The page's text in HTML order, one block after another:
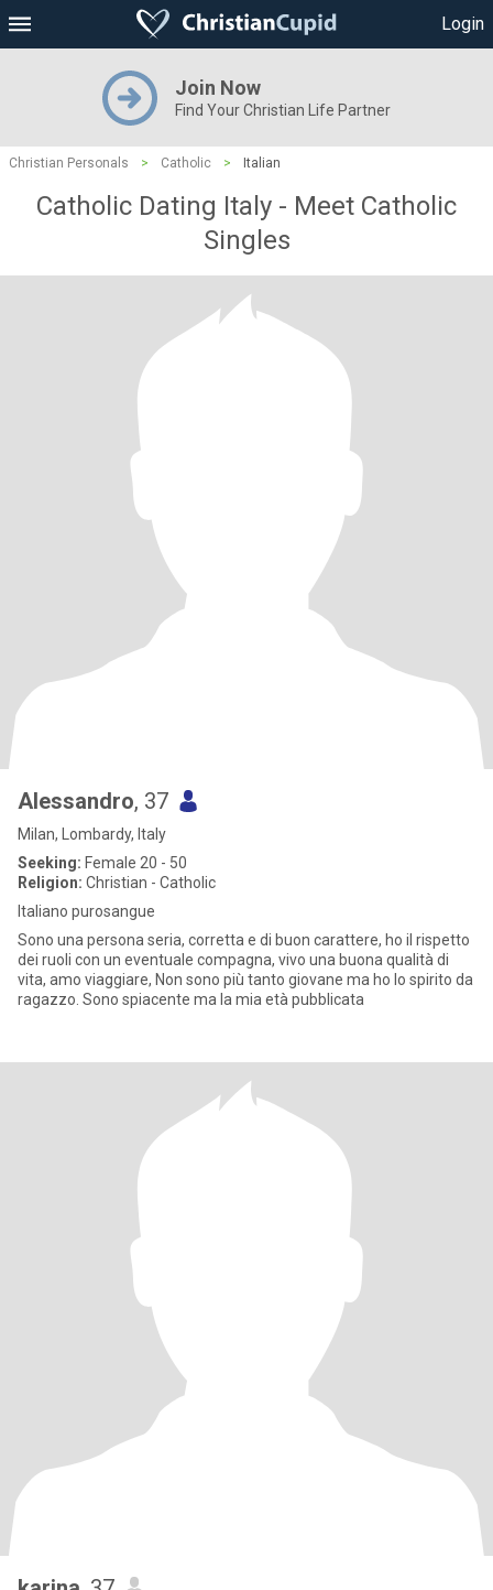
Login
Join Now
Find Your Christian Life Partner
Christian Personals > Catholic > Italian
Catholic Dating Italy - Meet Catholic
Singles
Alessandro, 37
Milan, Lombardy, Italy
Seeking: Female 20 - 50
Religion: Christian - Catholic
Italiano purosangue
Sono una persona seria, corretta e di buon carattere, ho il rispetto
dei ruoli con un eventuale compagna, vivo una buona qualità di
vita, amo viaggiare, Non sono più tanto giovane ma ho lo spirito da
ragazzo. Sono spiacente ma la mia età pubblicata